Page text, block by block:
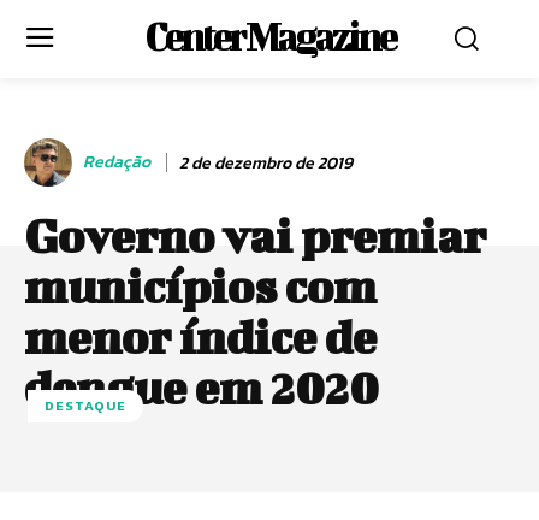
Center Magazine
Redação 2 de dezembro de 2019
Governo vai premiar
municípios com
menor índice de
dengue em 2020
DESTAQUE